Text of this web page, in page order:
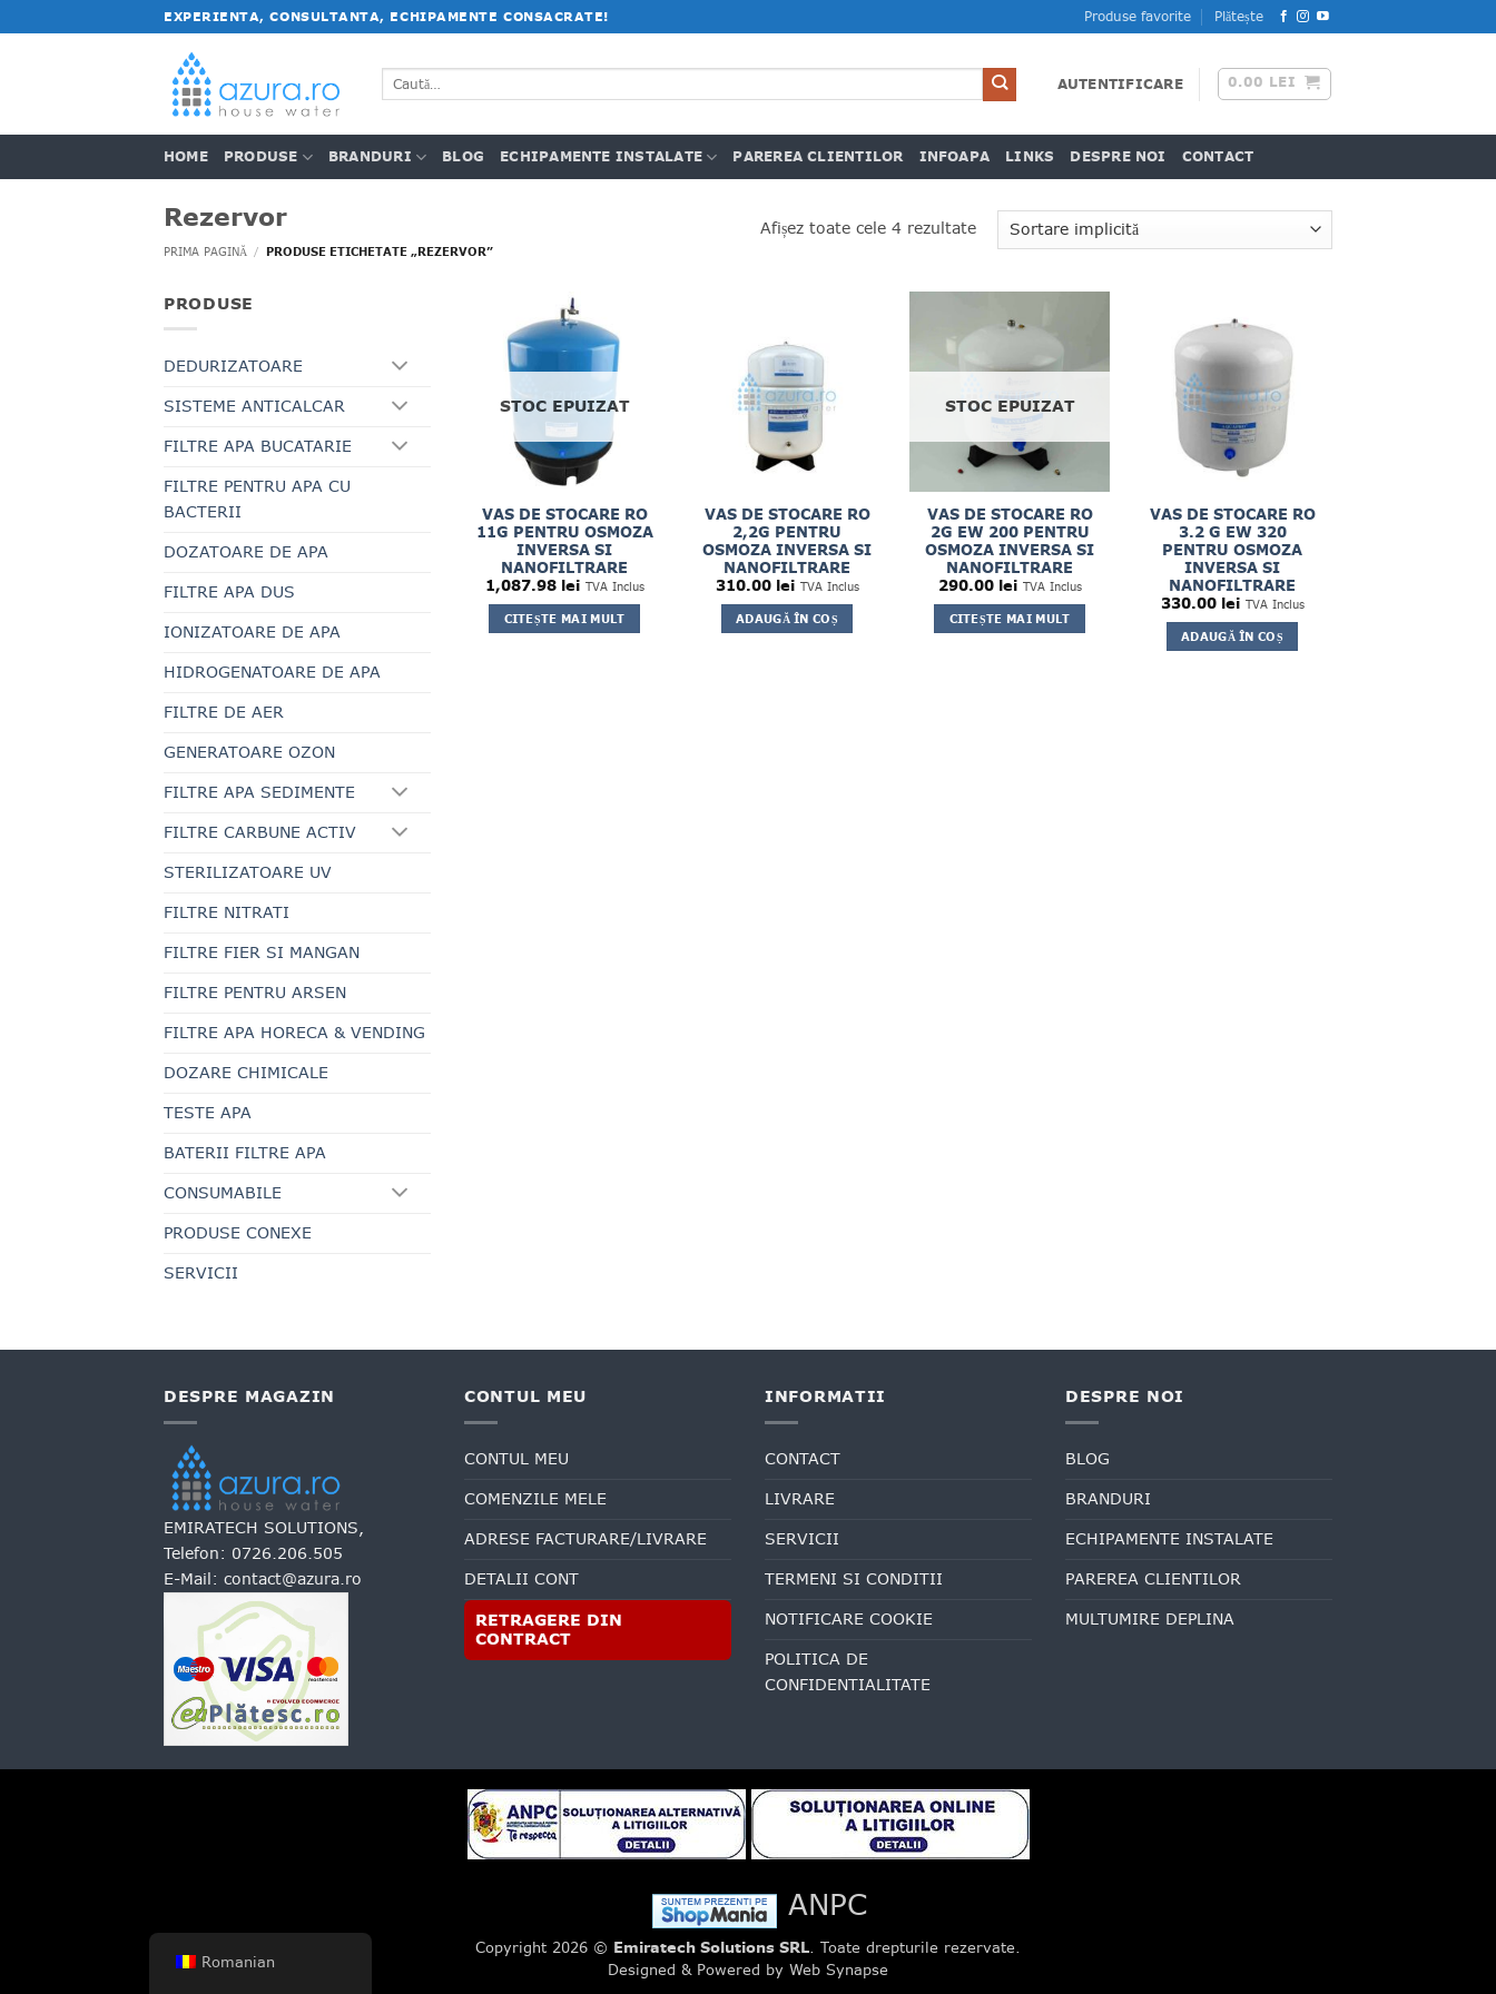
la
EXPERIENTA, CONSULTANTA, ECHIPAMENTE CONSACRATE! Produse favorite Plătește
Caută
după:
AUTENTIFICARE 0.00 LEI
HOME PRODUSE BRANDURI BLOG ECHIPAMENTE INSTALATE PAREREA CLIENTILOR INFOAPA LINKS DESPRE NOI CONTACT
Rezervor
PRIMA PAGINĂ / PRODUSE ETICHETATE „REZERVOR”
Afișez toate cele 4 rezultate
PRODUSE
DEDURIZATOARE
SISTEME ANTICALCAR
FILTRE APA BUCATARIE
FILTRE PENTRU APA CU
BACTERII
DOZATOARE DE APA
FILTRE APA DUS
IONIZATOARE DE APA
HIDROGENATOARE DE APA
FILTRE DE AER
GENERATOARE OZON
FILTRE APA SEDIMENTE
FILTRE CARBUNE ACTIV
STERILIZATOARE UV
FILTRE NITRATI
FILTRE FIER SI MANGAN
FILTRE PENTRU ARSEN
FILTRE APA HORECA & VENDING
DOZARE CHIMICALE
TESTE APA
BATERII FILTRE APA
CONSUMABILE
PRODUSE CONEXE
SERVICII
STOC EPUIZAT
VAS DE STOCARE RO
11G PENTRU OSMOZA
INVERSA SI
NANOFILTRARE
1,087.98 lei TVA Inclus
CITEȘTE MAI MULT
VAS DE STOCARE RO
2,2G PENTRU
OSMOZA INVERSA SI
NANOFILTRARE
310.00 lei TVA Inclus
ADAUGĂ ÎN COȘ
STOC EPUIZAT
VAS DE STOCARE RO
2G EW 200 PENTRU
OSMOZA INVERSA SI
NANOFILTRARE
290.00 lei TVA Inclus
CITEȘTE MAI MULT
VAS DE STOCARE RO
3.2 G EW 320
PENTRU OSMOZA
INVERSA SI
NANOFILTRARE
330.00 lei TVA Inclus
ADAUGĂ ÎN COȘ
DESPRE MAGAZIN
EMIRATECH SOLUTIONS,
Telefon: 0726.206.505
E-Mail: contact@azura.ro
CONTUL MEU
CONTUL MEU
COMENZILE MELE
ADRESE FACTURARE/LIVRARE
DETALII CONT
RETRAGERE DIN
CONTRACT
INFORMATII
CONTACT
LIVRARE
SERVICII
TERMENI SI CONDITII
NOTIFICARE COOKIE
POLITICA DE
CONFIDENTIALITATE
DESPRE NOI
BLOG
BRANDURI
ECHIPAMENTE INSTALATE
PAREREA CLIENTILOR
MULTUMIRE DEPLINA
ANPC
Copyright 2026 © Emiratech Solutions SRL. Toate drepturile rezervate.
Designed & Powered by Web Synapse
Romanian